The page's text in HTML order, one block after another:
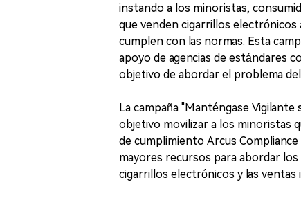
instando a los minoristas,
que venden cigarrillos
cumplen con las normas. Esta
apoyo de agencias de estándares
objetivo de abordar el problema
La campaña "Manténgase
objetivo movilizar a los minoristas
de cumplimiento Arcus
mayores recursos para abordar
cigarrillos electrónicos y las ventas